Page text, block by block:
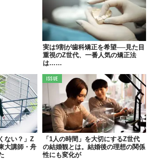
情 「ヘルシー志向」と「SNS映
がるきっかけ」
年4月7日から4月14日にかけて、20歳から59
象に行った「オフィスで食べるおやつにつ
世代、Y世代、そしてZ世代の三世代を比較
スでのおやつを食べる頻度が高かったのは
週に3回以上オフィスでおやつを口にしてい
は、「リフレッシュや気分転換のため」
満たすため」（37.3%）といった実用的な
実は9割が歯科矯正を希望──見た目
重視のZ世代、一番人気の矯正法
は……
ない？」Z
大講師・舟
ISSUE
「1人の時間」を大切にするZ世代
の結婚観とは。結婚後の理想の関係
性にも変化が